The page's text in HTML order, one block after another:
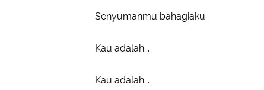
Senyumanmu bahagiaku
Kau adalah...
Kau adalah...